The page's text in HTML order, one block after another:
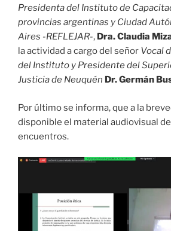
Presidenta del Instituto de
provincias argentinas y Ciudad
Aires -REFLEJAR-, Dra. Claudia
la actividad a cargo del señor Vocal
del Instituto y Presidente del
Justicia de Neuquén Dr. Germán
Por último se informa, que a la
disponible el material audiovisual
encuentros.